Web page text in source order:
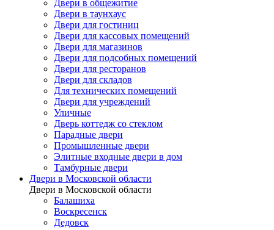
Двери в общежитие
Двери в таунхаус
Двери для гостиниц
Двери для кассовых помещений
Двери для магазинов
Двери для подсобных помещений
Двери для ресторанов
Двери для складов
Для технических помещений
Двери для учреждений
Уличные
Дверь коттедж со стеклом
Парадные двери
Промышленные двери
Элитные входные двери в дом
Тамбурные двери
Двери в Московской области
Двери в Московской области
Балашиха
Воскресенск
Дедовск